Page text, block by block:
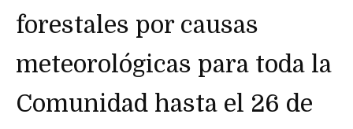
forestales por causas
meteorológicas para toda la
Comunidad hasta el 26 de